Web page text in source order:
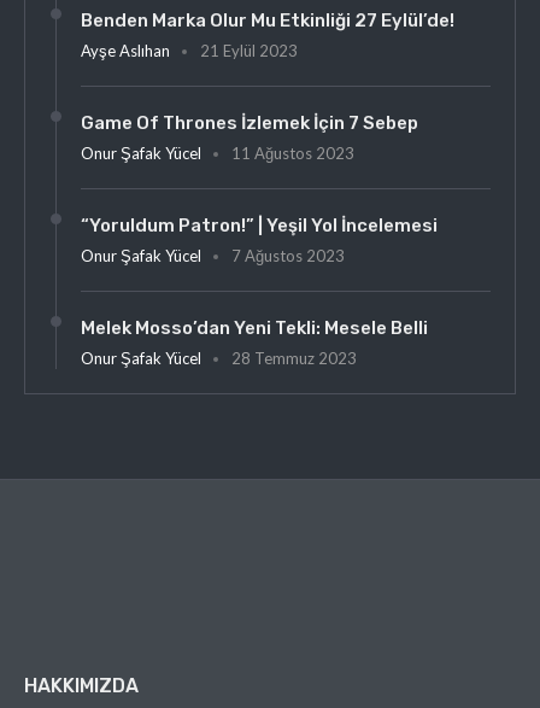
Benden Marka Olur Mu Etkinliği 27 Eylül’de!
Ayşe Aslıhan 21 Eylül 2023
Game Of Thrones İzlemek İçin 7 Sebep
Onur Şafak Yücel 11 Ağustos 2023
“Yoruldum Patron!” | Yeşil Yol İncelemesi
Onur Şafak Yücel 7 Ağustos 2023
Melek Mosso’dan Yeni Tekli: Mesele Belli
Onur Şafak Yücel 28 Temmuz 2023
HAKKIMIZDA